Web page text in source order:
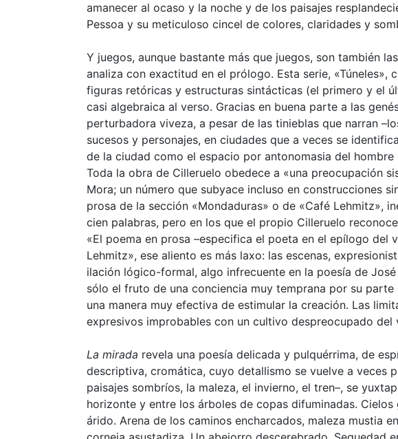
amanecer al ocaso y la noche y de los paisajes
Pessoa y su meticuloso cincel de colores, claridades y
Y juegos, aunque bastante más que juegos, son también
analiza con exactitud en el prólogo. Esta serie,
figuras retóricas y estructuras sintácticas (el primero y el
casi algebraica al verso. Gracias en buena parte a las
perturbadora viveza, a pesar de las tinieblas que narran
sucesos y personajes, en ciudades que a veces se
de la ciudad como el espacio por antonomasia del
Toda la obra de Cilleruelo obedece a «una preocupación
Mora; un número que subyace incluso en construcciones
prosa de la sección «Mondaduras» o de «Café Lehmitz»,
cien palabras, pero en los que el propio Cilleruelo
«El poema en prosa –especifica el poeta en el epílogo del
Lehmitz», ese aliento es más laxo: las escenas,
ilación lógico-formal, algo infrecuente en la poesía de
sólo el fruto de una conciencia muy temprana por su
una manera muy efectiva de estimular la creación. Las
expresivos improbables con un cultivo despreocupado del
La mirada revela una poesía delicada y pulquérrima, de
descriptiva, cromática, cuyo detallismo se vuelve a veces
paisajes sombríos, la maleza, el invierno, el tren–, se
horizonte y entre los árboles de copas difuminadas.
árido. Arena de los caminos encharcados, maleza mustia